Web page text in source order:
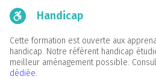
Handicap
Cette formation est ouverte aux
handicap. Notre réfèrent handicap
meilleur aménagement possible.
dédiée.